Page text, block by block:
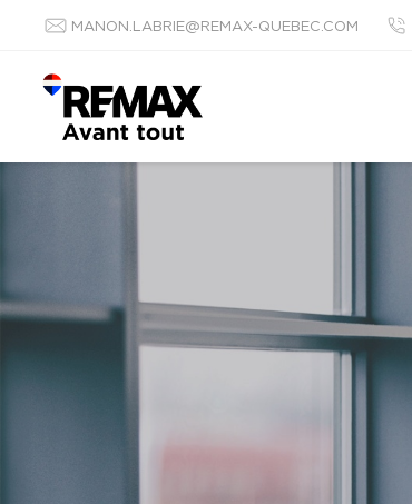
MANON.LABRIE@REMAX-QUEBEC.COM